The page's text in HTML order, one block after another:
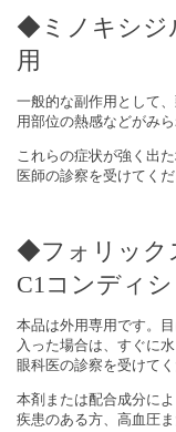
◆ミノキシジ
用
一般的な副作用として
用部位の熱感などがみ
これらの症状が強く出
医師の診察を受けてくだ
◆フォリック
C1コンディ
本品は外用専用です。
入った場合は、すぐに
眼科医の診察を受けてく
本剤または配合成分に
疾患のある方、高血圧